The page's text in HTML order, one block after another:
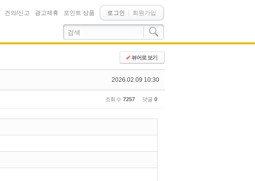
로그인 회원가입
건의/신고 광고제휴 포인트 상품
✔뷰어로 보기
2026.02.09 10:30
조회 수 7257 댓글 0